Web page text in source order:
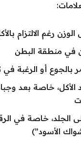
رغم الالتزام
في منطقة البطن
أو الرغبة في
الأكل، خاصة بعد
الجلد، خاصة في
الأسود”)